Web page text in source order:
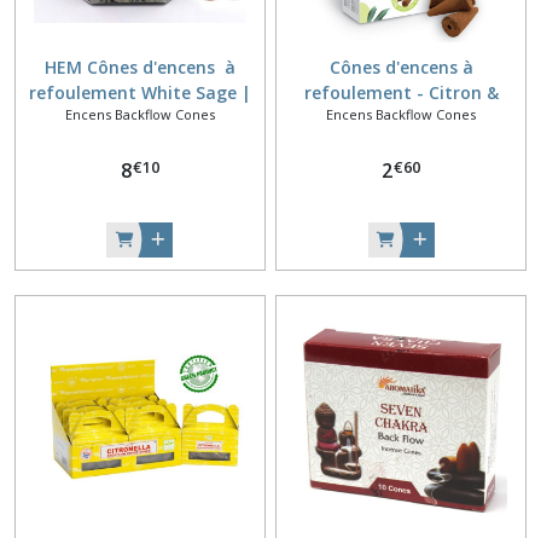
HEM Cônes d'encens à
refoulement White Sage |
Arôme durable pour la
Encens Backflow Cones
8€10
Cônes d'encens à
refoulement - Citron &
Citronnelle
Encens Backflow Cones
2€60